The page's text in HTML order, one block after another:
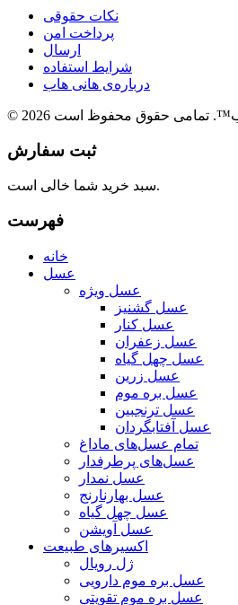
نکات حقوقی
پرداخت امن
ارسال
شرایط استفاده
درباره‌ی هانی هاب
ثبت سفارش
سبد خرید شما خالی است.
فهرست
خانه
عسل
عسل ویژه
عسل گشنیز
عسل کنار
عسل زعفران
عسل چهل گیاه
عسل زرین
عسل بره موم
عسل ترنجبین
عسل آفتابگردان
تمام عسل‌های ماداغ
عسل‌های پرطرفدار
عسل نمدار
عسل بهارنارنج
عسل چهل گیاه
عسل آویشن
اکسیرهای طبیعت
ژل رویال
عسل بره موم دارویی
عسل بره موم تقویتی